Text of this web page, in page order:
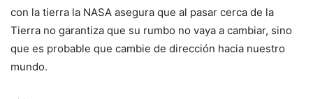
con la tierra la NASA asegura que al pasar cerca de la
Tierra no garantiza que su rumbo no vaya a cambiar, sino
que es probable que cambie de dirección hacia nuestro
mundo.